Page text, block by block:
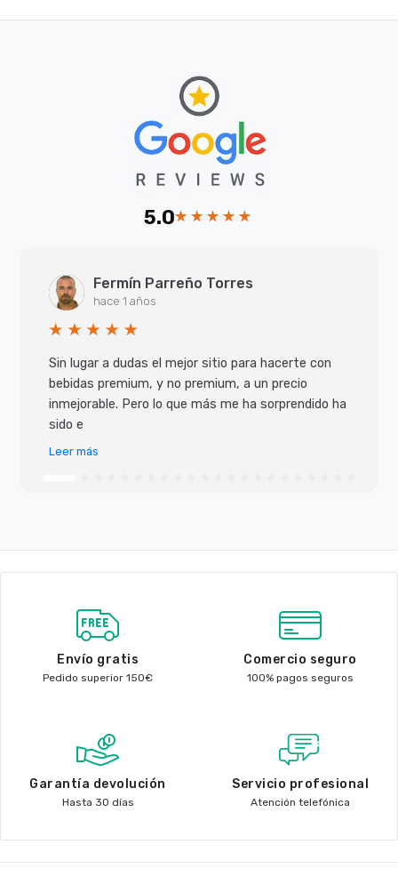
5.0
Fermín Parreño Torres
hace 1 años
Sin lugar a dudas el mejor sitio para hacerte con
bebidas premium, y no premium, a un precio
inmejorable. Pero lo que más me ha sorprendido ha
sido e
Leer más
Envío gratis
Pedido superior 150€
Comercio seguro
100% pagos seguros
Garantía devolución
Hasta 30 días
Servicio profesional
Atención telefónica